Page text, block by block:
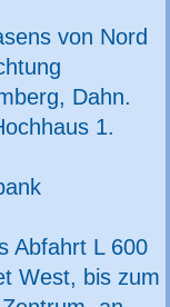
von Nord
Dahn.
1.
Abfahrt L 600
West, bis zum